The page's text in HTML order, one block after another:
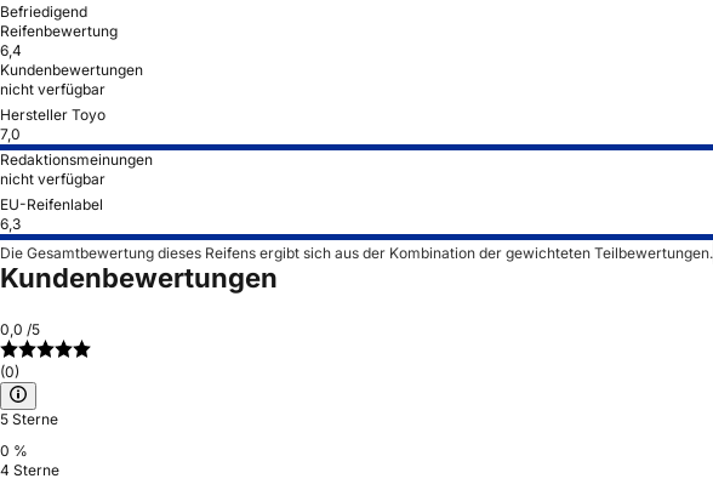
Befriedigend
Reifenbewertung
6,4
Kundenbewertungen
nicht verfügbar
Hersteller Toyo
7,0
Redaktionsmeinungen
nicht verfügbar
EU-Reifenlabel
6,3
Die Gesamtbewertung dieses Reifens ergibt sich aus der Kombination der gewichteten Teilbewertungen.
Kundenbewertungen
0,0 /5
(0)
5 Sterne
0 %
4 Sterne